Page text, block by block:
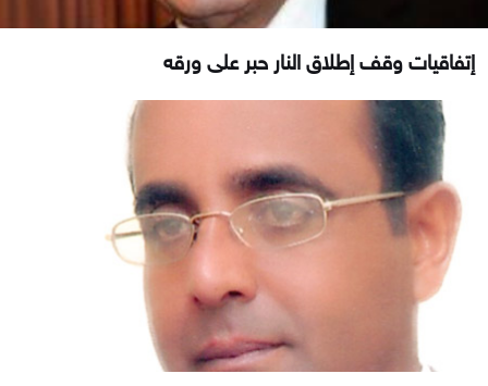
إتفاقيات وقف إطلاق النار حبر على ورقه